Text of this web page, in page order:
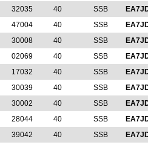
32035 40 SSB
47004 40 SSB
30008 40 SSB
02069 40 SSB
17032 40 SSB
30039 40 SSB
30002 40 SSB
28044 40 SSB
39042 40 SSB